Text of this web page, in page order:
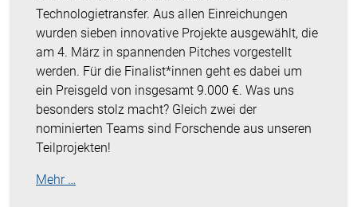
Technologietransfer. Aus allen Einreichungen
wurden sieben innovative Projekte ausgewählt, die
am 4. März in spannenden Pitches vorgestellt
werden. Für die Finalist*innen geht es dabei um
ein Preisgeld von insgesamt 9.000 €. Was uns
besonders stolz macht? Gleich zwei der
nominierten Teams sind Forschende aus unseren
Teilprojekten!
Mehr …